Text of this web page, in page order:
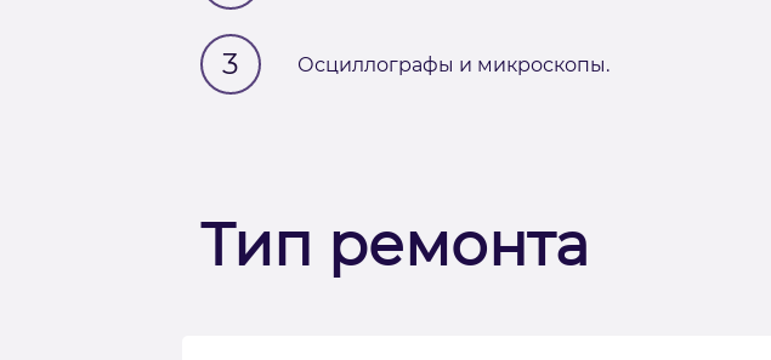
3 Осциллографы и микроскопы.
Тип ремонта